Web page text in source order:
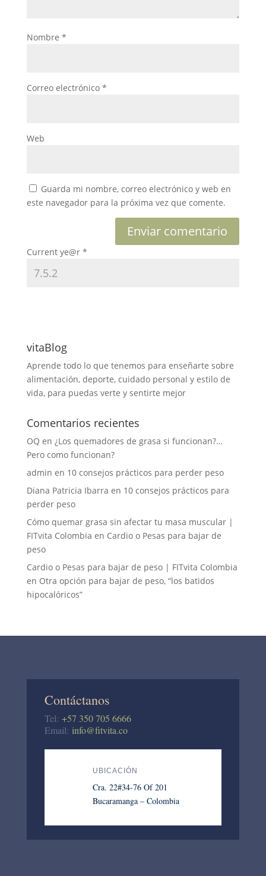
Nombre *
Correo electrónico *
Web
Guarda mi nombre, correo electrónico y web en
este navegador para la próxima vez que comente.
Current ye@r *
vitaBlog
Aprende todo lo que tenemos para enseñarte sobre
alimentación, deporte, cuidado personal y estilo de
vida, para puedas verte y sentirte mejor
Comentarios recientes
OQ en ¿Los quemadores de grasa si funcionan?…
Pero como funcionan?
admin en 10 consejos prácticos para perder peso
Diana Patricia Ibarra en 10 consejos prácticos para
perder peso
Cómo quemar grasa sin afectar tu masa muscular |
FITvita Colombia en Cardio o Pesas para bajar de
peso
Cardio o Pesas para bajar de peso | FITvita Colombia
en Otra opción para bajar de peso, “los batidos
hipocalóricos”
Contáctanos
Tel: +57 350 705 6666
Email: info@fitvita.co
UBICACIÓN
Cra. 22#34-76 Of 201
Bucaramanga – Colombia